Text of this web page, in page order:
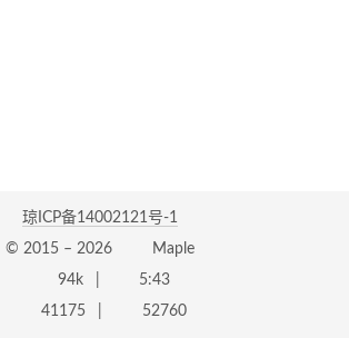
琼ICP备14002121号-1
© 2015 –2026
Maple
94k
5:43
41175
52760